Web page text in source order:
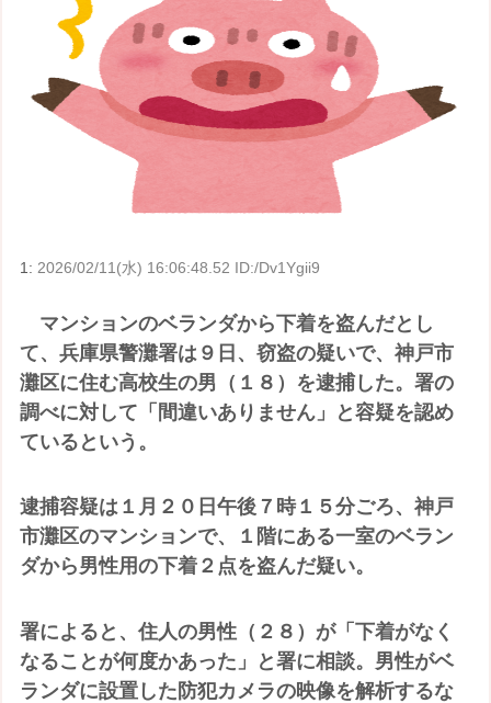
1: 2026/02/11(水) 16:06:48.52 ID:/Dv1Ygii9
マンションのベランダから下着を盗んだとし
て、兵庫県警灘署は９日、窃盗の疑いで、神戸市
灘区に住む高校生の男（１８）を逮捕した。署の
調べに対して「間違いありません」と容疑を認め
ているという。
逮捕容疑は１月２０日午後７時１５分ごろ、神戸
市灘区のマンションで、１階にある一室のベラン
ダから男性用の下着２点を盗んだ疑い。
署によると、住人の男性（２８）が「下着がなく
なることが何度かあった」と署に相談。男性がベ
ランダに設置した防犯カメラの映像を解析するな